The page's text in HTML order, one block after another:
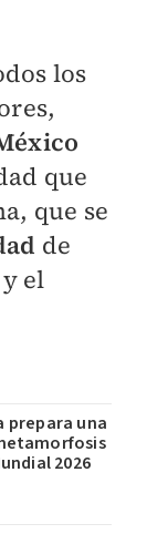
los
que
que se
de
el
prepara una
2026